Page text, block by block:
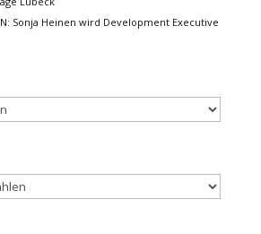
Sonja Heinen wird Development Executive